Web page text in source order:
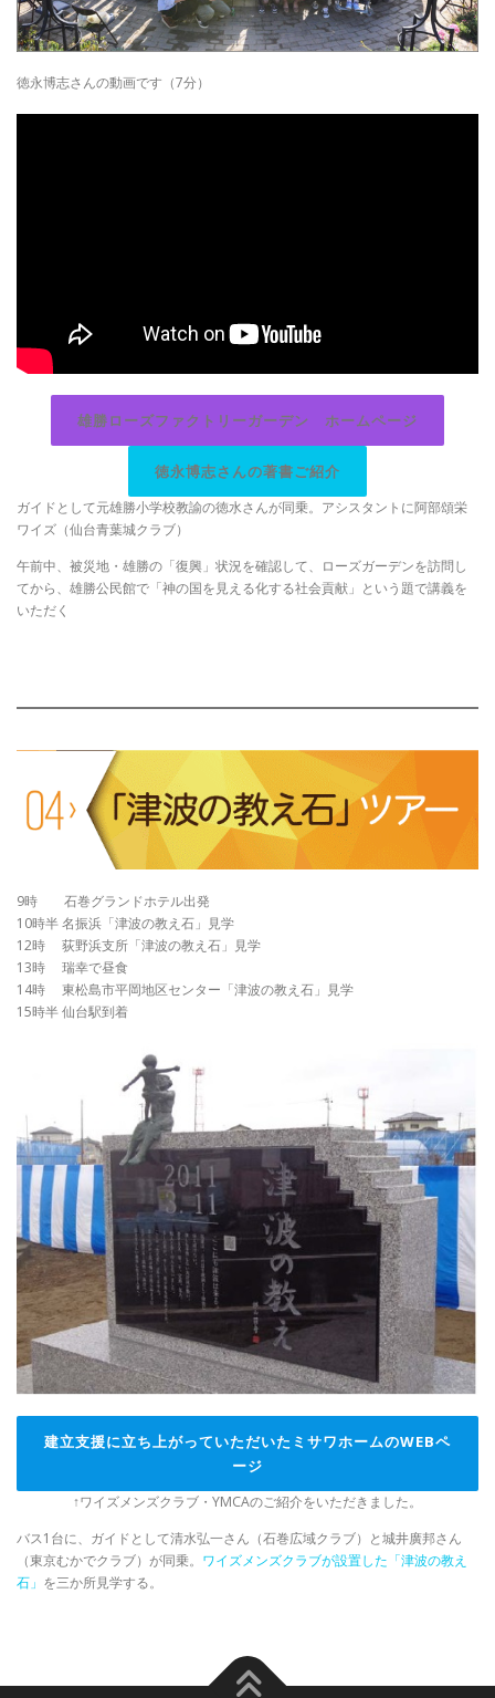
徳永博志さんの動画です（7分）
雄勝ローズファクトリーガーデン ホームページ
徳永博志さんの著書ご紹介
ガイドとして元雄勝小学校教諭の徳水さんが同乗。アシスタントに阿部頌栄
ワイズ（仙台青葉城クラブ）
午前中、被災地・雄勝の「復興」状況を確認して、ローズガーデンを訪問し
てから、雄勝公民館で「神の国を見える化する社会貢献」という題で講義を
いただく
9時 石巻グランドホテル出発
10時半 名振浜「津波の教え石」見学
12時 荻野浜支所「津波の教え石」見学
13時 瑞幸で昼食
14時 東松島市平岡地区センター「津波の教え石」見学
15時半 仙台駅到着
建立支援に立ち上がっていただいたミサワホームのWEBペ
ージ
↑ワイズメンズクラブ・YMCAのご紹介をいただきました。
バス1台に、ガイドとして清水弘一さん（石巻広域クラブ）と城井廣邦さん
（東京むかでクラブ）が同乗。 ワイズメンズクラブが設置した「津波の教え
石」 を三か所見学する。